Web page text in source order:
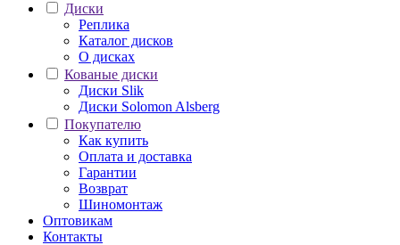
Диски
Реплика
Каталог дисков
О дисках
Кованые диски
Диски Slik
Диски Solomon Alsberg
Покупателю
Как купить
Оплата и доставка
Гарантии
Возврат
Шиномонтаж
Оптовикам
Контакты